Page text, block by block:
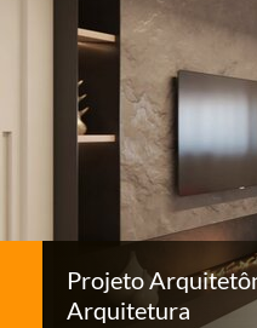
Projeto
Arquitetura